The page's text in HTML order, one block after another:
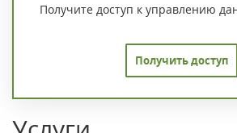
Получите доступ к управлению
Получить доступ